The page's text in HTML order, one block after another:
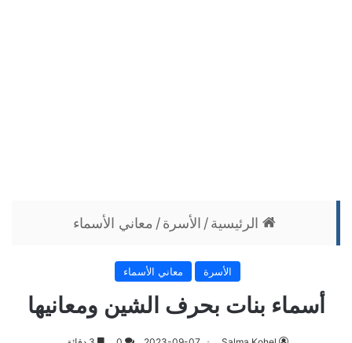
الرئيسية / الأسرة / معاني الأسماء
الأسرة معاني الأسماء
أسماء بنات بحرف الشين ومعانيها